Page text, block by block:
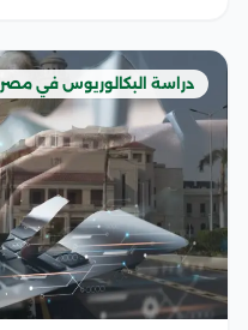
دراسة البكالوريوس في مصر